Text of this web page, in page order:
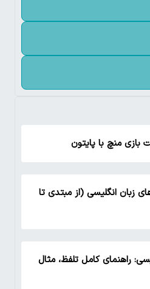
منچ با پایتون
زبان انگلیسی (از مبتدی تا
راهنمای کامل تلفظ، مثال